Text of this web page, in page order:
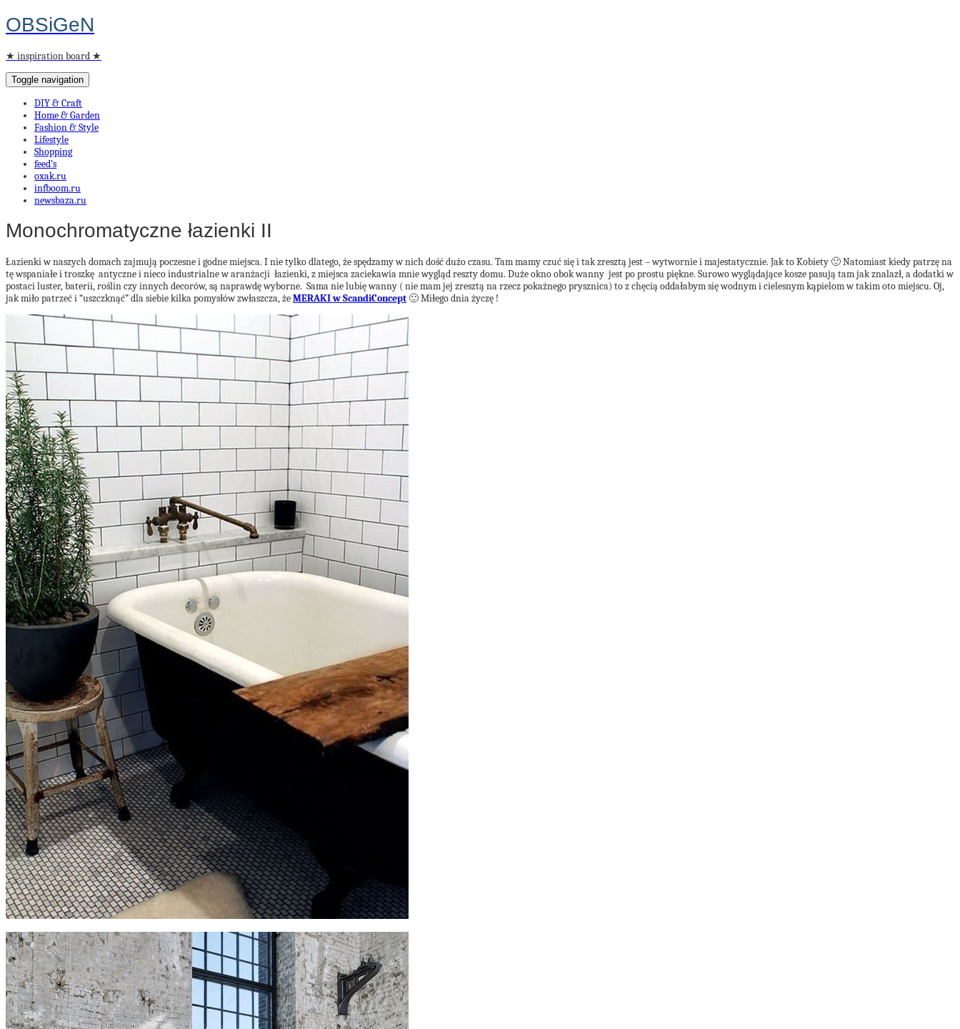
OBSiGeN
★ inspiration board ★
Toggle navigation
DIY & Craft
Home & Garden
Fashion & Style
Lifestyle
Shopping
feed’s
oxak.ru
infboom.ru
newsbaza.ru
Monochromatyczne łazienki II
Łazienki w naszych domach zajmują poczesne i godne miejsca. I nie tylko dlatego, że spędzamy w nich dość dużo czasu. Tam mamy czuć się i tak zresztą jest – wytwornie i majestatycznie. Jak to Kobiety 🙂 Natomiast kiedy patrzę na
tę wspaniałe i troszkę antyczne i nieco industrialne w aranżacji łazienki, z miejsca zaciekawia mnie wyglądresztydomu. Dużeoknoobokwanny jestpo prostu piękne. Surowo wyglądające kosze pasują tam jak znalazł, a dodatki w
postaci luster, baterii, roślin czy innych decorów, są naprawdę wyborne. Sama nie lubię wanny ( nie mam jej zresztą na rzecz pokaźnego prysznica) to z chęcią oddałabym się wodnym i cielesnym kąpielom w takim oto miejscu. Oj,
jak miło patrzeć i “uszczknąć” dla siebie kilka pomysłów zwłaszcza, żeMERAKI w ScandiConcept🙂 Miłego dnia życzę !